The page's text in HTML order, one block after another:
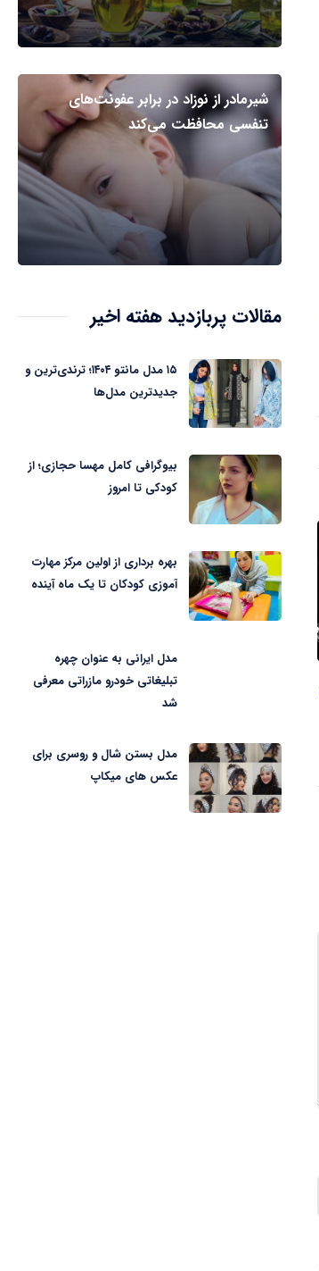
شیرمادر از نوزاد در برابر عفونت‌های
تنفسی محافظت می‌کند
مقالات پربازدید هفته اخیر
۱۵ مدل مانتو ۱۴۰۴؛ ترندی‌ترین و
جدیدترین مدل‌ها
بیوگرافی کامل مهسا حجازی؛ از
کودکی تا امروز
بهره برداری از اولین مرکز مهارت
آموزی کودکان تا یک ماه آینده
مدل ایرانی به عنوان چهره
تبلیغاتی خودرو مازراتی معرفی
شد
مدل بستن شال و روسری برای
عکس های میکاپ